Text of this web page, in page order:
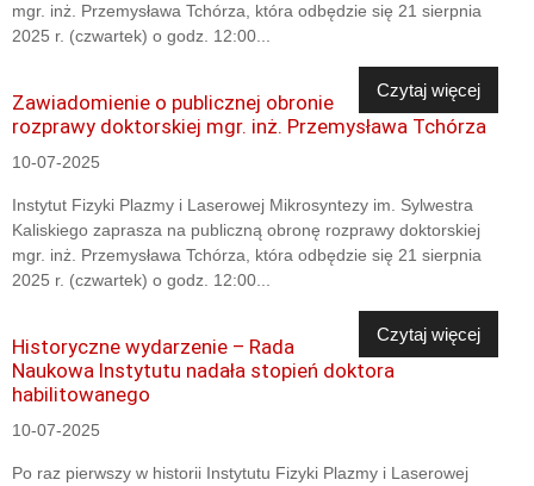
mgr. inż. Przemysława Tchórza, która odbędzie się 21 sierpnia
2025 r. (czwartek) o godz. 12:00...
Czytaj więcej
Zawiadomienie o publicznej obronie
rozprawy doktorskiej mgr. inż. Przemysława Tchórza
10-07-2025
Instytut Fizyki Plazmy i Laserowej Mikrosyntezy im. Sylwestra
Kaliskiego zaprasza na publiczną obronę rozprawy doktorskiej
mgr. inż. Przemysława Tchórza, która odbędzie się 21 sierpnia
2025 r. (czwartek) o godz. 12:00...
Czytaj więcej
Historyczne wydarzenie – Rada
Naukowa Instytutu nadała stopień doktora
habilitowanego
10-07-2025
Po raz pierwszy w historii Instytutu Fizyki Plazmy i Laserowej